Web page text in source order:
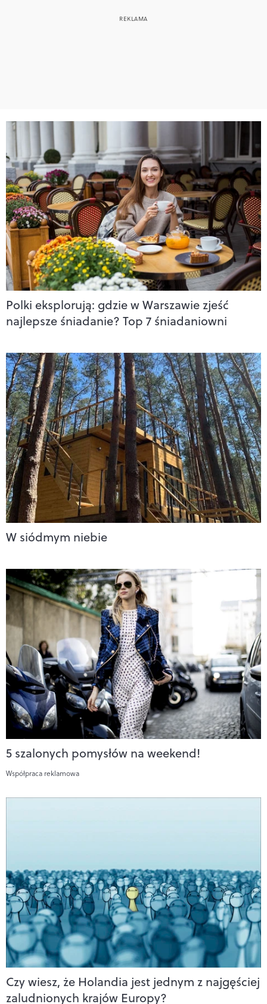
Polki eksplorują: gdzie w Warszawie zjeść
najlepsze śniadanie? Top 7 śniadaniowni
W siódmym niebie
5 szalonych pomysłów na weekend!
Współpraca reklamowa
Czy wiesz, że Holandia jest jednym z najgęściej
zaludnionych krajów Europy?